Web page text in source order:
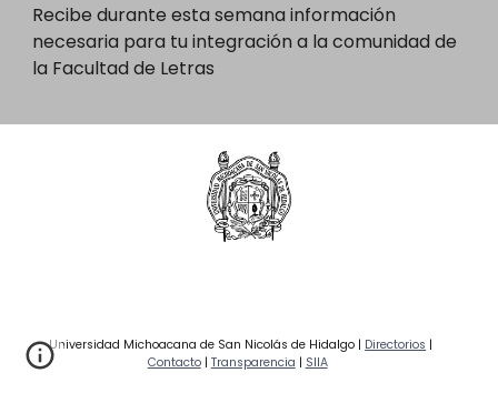
Recibe durante esta semana información
necesaria para tu integración a la comunidad de
la Facultad de Letras
Universidad Michoacana de San Nicolás de Hidalgo | Directorios |
Contacto| Transparencia | SIIA